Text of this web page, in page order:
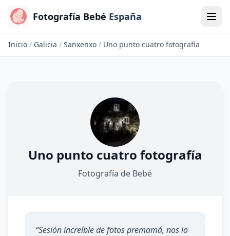
Fotografía Bebé España
Inicio / Galicia / Sanxenxo / Uno punto cuatro fotografía
Uno punto cuatro fotografía
Fotografía de Bebé
“Sesión increíble de fotos premamá, nos lo